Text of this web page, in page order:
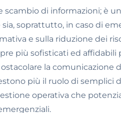
scambio di informazioni; è
soprattutto, in caso di
e sulla riduzione dei
più sofisticati ed affidabili
la comunicazione
più il ruolo di semplici
operativa che